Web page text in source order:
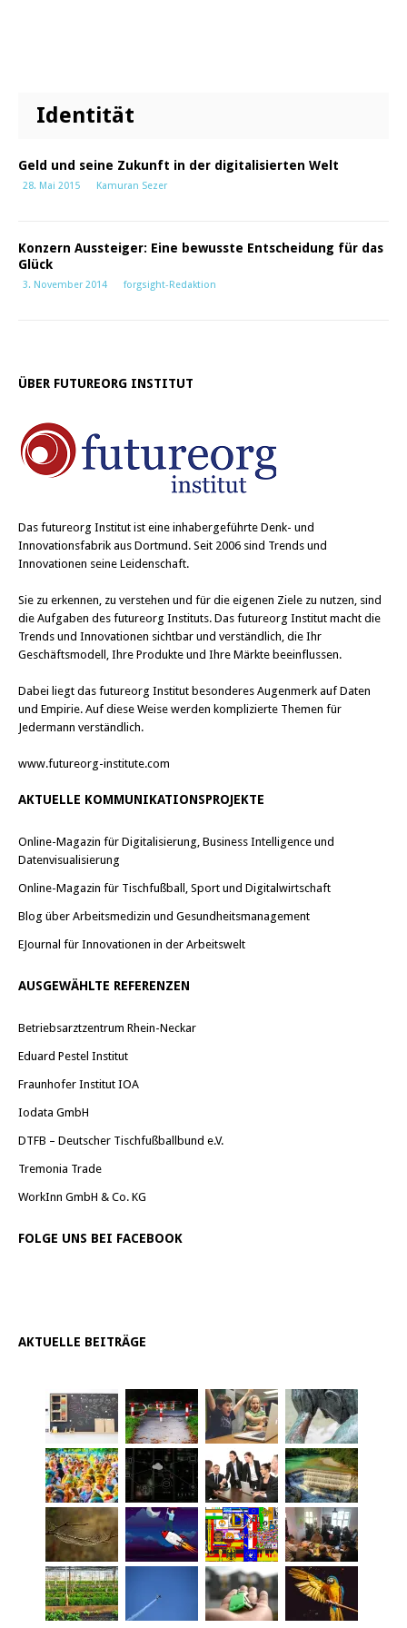
Identität
Geld und seine Zukunft in der digitalisierten Welt
28. Mai 2015 Kamuran Sezer
Konzern Aussteiger: Eine bewusste Entscheidung für das
Glück
3. November 2014 forgsight-Redaktion
ÜBER FUTUREORG INSTITUT
Das futureorg Institut ist eine inhabergeführte Denk- und
Innovationsfabrik aus Dortmund. Seit 2006 sind Trends und
Innovationen seine Leidenschaft.
Sie zu erkennen, zu verstehen und für die eigenen Ziele zu nutzen, sind
die Aufgaben des futureorg Instituts. Das futureorg Institut macht die
Trends und Innovationen sichtbar und verständlich, die Ihr
Geschäftsmodell, Ihre Produkte und Ihre Märkte beeinflussen.
Dabei liegt das futureorg Institut besonderes Augenmerk auf Daten
und Empirie. Auf diese Weise werden komplizierte Themen für
Jedermann verständlich.
www.futureorg-institute.com
AKTUELLE KOMMUNIKATIONSPROJEKTE
Online-Magazin für Digitalisierung, Business Intelligence und
Datenvisualisierung
Online-Magazin für Tischfußball, Sport und Digitalwirtschaft
Blog über Arbeitsmedizin und Gesundheitsmanagement
EJournal für Innovationen in der Arbeitswelt
AUSGEWÄHLTE REFERENZEN
Betriebsarztzentrum Rhein-Neckar
Eduard Pestel Institut
Fraunhofer Institut IOA
Iodata GmbH
DTFB – Deutscher Tischfußballbund e.V.
Tremonia Trade
WorkInn GmbH & Co. KG
FOLGE UNS BEI FACEBOOK
AKTUELLE BEITRÄGE